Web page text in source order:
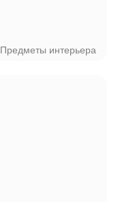
Предметы интерьера